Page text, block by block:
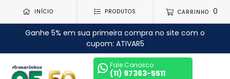
INÍCIO PRODUTOS CARRINHO 0
Ganhe 5% em sua primeira compra no site com o
cupom: ATIVAR5
Fale Conosco
(11) 97363-5511